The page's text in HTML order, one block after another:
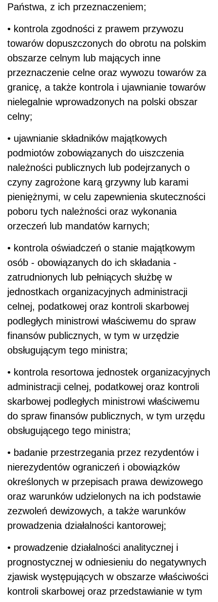
Państwa, z ich przeznaczeniem;
• kontrola zgodności z prawem przywozu
towarów dopuszczonych do obrotu na polskim
obszarze celnym lub mających inne
przeznaczenie celne oraz wywozu towarów za
granicę, a także kontrola i ujawnianie towarów
nielegalnie wprowadzonych na polski obszar
celny;
• ujawnianie składników majątkowych
podmiotów zobowiązanych do uiszczenia
należności publicznych lub podejrzanych o
czyny zagrożone karą grzywny lub karami
pieniężnymi, w celu zapewnienia skuteczności
poboru tych należności oraz wykonania
orzeczeń lub mandatów karnych;
• kontrola oświadczeń o stanie majątkowym
osób - obowiązanych do ich składania -
zatrudnionych lub pełniących służbę w
jednostkach organizacyjnych administracji
celnej, podatkowej oraz kontroli skarbowej
podległych ministrowi właściwemu do spraw
finansów publicznych, w tym w urzędzie
obsługującym tego ministra;
• kontrola resortowa jednostek organizacyjnych
administracji celnej, podatkowej oraz kontroli
skarbowej podległych ministrowi właściwemu
do spraw finansów publicznych, w tym urzędu
obsługującego tego ministra;
• badanie przestrzegania przez rezydentów i
nierezydentów ograniczeń i obowiązków
określonych w przepisach prawa dewizowego
oraz warunków udzielonych na ich podstawie
zezwoleń dewizowych, a także warunków
prowadzenia działalności kantorowej;
• prowadzenie działalności analitycznej i
prognostycznej w odniesieniu do negatywnych
zjawisk występujących w obszarze właściwości
kontroli skarbowej oraz przedstawianie w tym